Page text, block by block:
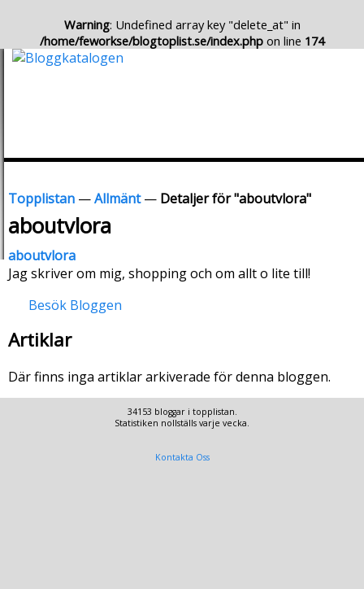
Warning: Undefined array key "delete_at" in
/home/feworkse/blogtoplist.se/index.php on line 174
Topplistan —Allmänt— Detaljer för "aboutvlora"
aboutvlora
aboutvlora
Jag skriver om mig, shopping och om allt o lite till!
Besök Bloggen
Artiklar
Där finns inga artiklar arkiverade för denna bloggen.
34153 bloggar i topplistan.
Statistiken nollställs varje vecka.
Kontakta Oss